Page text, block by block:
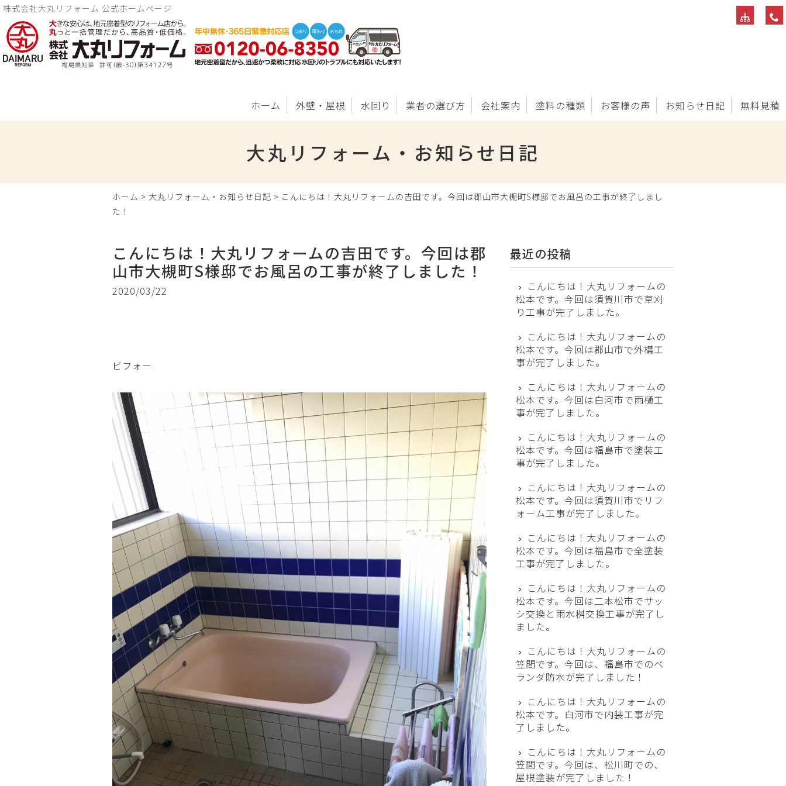
株式会社大丸リフォーム 公式ホームページ
ホーム 外壁・屋根 水回り 業者の選び方 会社案内 塗料の種類 お客様の声 お知らせ日記 無料見積
大丸リフォーム・お知らせ日記
ホーム > 大丸リフォーム・お知らせ日記 > こんにちは！大丸リフォームの吉田です。今回は郡山市大槻町S様邸でお風呂の工事が終了しまし
た！
こんにちは！大丸リフォームの吉田です。今回は郡
山市大槻町S様邸でお風呂の工事が終了しました！
2020/03/22
ビフォー
最近の投稿
こんにちは！大丸リフォームの
松本です。今回は須賀川市で草刈
り工事が完了しました。
こんにちは！大丸リフォームの
松本です。今回は郡山市で外構工
事が完了しました。
こんにちは！大丸リフォームの
松本です。今回は白河市で雨樋工
事が完了しました。
こんにちは！大丸リフォームの
松本です。今回は福島市で塗装工
事が完了しました。
こんにちは！大丸リフォームの
松本です。今回は須賀川市でリフ
ォーム工事が完了しました。
こんにちは！大丸リフォームの
松本です。今回は福島市で全塗装
工事が完了しました。
こんにちは！大丸リフォームの
松本です。今回は二本松市でサッ
シ交換と雨水桝交換工事が完了し
ました。
こんにちは！大丸リフォームの
笠間です。今回は、福島市でのベ
ランダ防水が完了しました！
こんにちは！大丸リフォームの
松本です。白河市で内装工事が完
了しました。
こんにちは！大丸リフォームの
笠間です。今回は、松川町での、
屋根塗装が完了しました！